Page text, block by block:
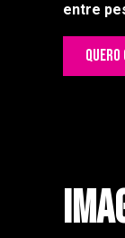
entre
QUERO